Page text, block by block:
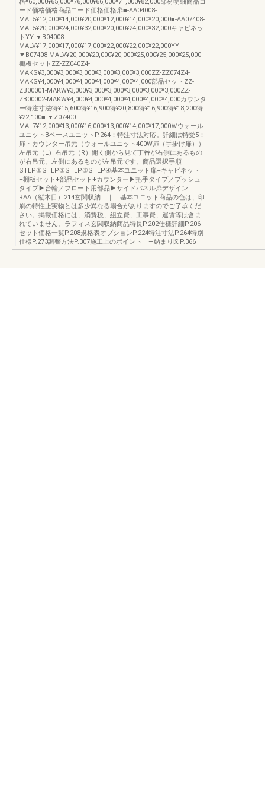
ード価格価格商品コード価格価格扉■-AA04008-
MAL5¥12,000¥14,000¥20,000¥12,000¥14,000¥20,000■-AA07408-
MAL5¥20,000¥24,000¥32,000¥20,000¥24,000¥32,000キャビネッ
トYY-▼B04008-
MALV¥17,000¥17,000¥17,000¥22,000¥22,000¥22,000YY-
▼B07408-MALV¥20,000¥20,000¥20,000¥25,000¥25,000¥25,000
棚板セットZZ-ZZ040Z4-
MAKS¥3,000¥3,000¥3,000¥3,000¥3,000¥3,000ZZ-ZZ074Z4-
MAKS¥4,000¥4,000¥4,000¥4,000¥4,000¥4,000部品セットZZ-
ZB00001-MAKW¥3,000¥3,000¥3,000¥3,000¥3,000¥3,000ZZ-
ZB00002-MAKW¥4,000¥4,000¥4,000¥4,000¥4,000¥4,000カウンタ
ー特注寸法特¥15,600特¥16,900特¥20,800特¥16,900特¥18,200特
¥22,100■-▼Z07400-
MAL7¥12,000¥13,000¥16,000¥13,000¥14,000¥17,000Ｗウォール
ユニットBベースユニットP.264：特注寸法対応。詳細は特受5：
扉・カウンター吊元（ウォールユニット400W扉（手掛け扉））
左吊元（L）右吊元（R）開く側から見て丁番が右側にあるもの
が右吊元、左側にあるものが左吊元です。商品選択手順
STEP①STEP②STEP③STEP④基本ユニット扉+キャビネット
+棚板セット+部品セット+カウンター▶把手タイプ／プッシュ
タイプ▶台輪／フロート用部品▶サイドパネル扉デザイン
RAA（縦木目）214玄関収納 ｜ 基本ユニット商品の色は、印
刷の特性上実物とは多少異なる場合がありますのでご了承くだ
さい。掲載価格には、消費税、組立費、工事費、運賃等は含ま
れていません。ラフィス玄関収納商品特長P.202仕様詳細P.206
セット価格一覧P.208規格表オプションP.224特注寸法P.264特別
仕様P.273調整方法P.307施工上のポイント —納まり図P.366